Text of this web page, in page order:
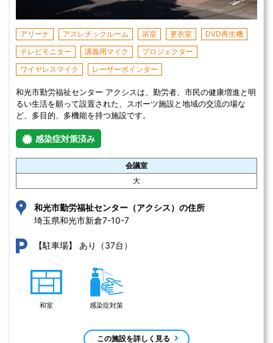
アリーナ アスレチックルーム 浴室 更衣室
DVD再生機
テレビモニター
講義用マイク
プロジェクター
ワイヤレスマイク
レーザーポインター
和光市勤労福祉センター アクシスは、勤労者、市民の健康増進と明
るい生活を願って設置された、スポーツ施設と地域の交流の場な
ど、多目的、多機能を持つ施設です。
感染症対策済み
会議室
大
和光市勤労福祉センター（アクシス）の住所
埼玉県和光市新倉7-10-7
【駐車場】 あり（37台）
和室 感染症対策
この施設を詳しく見る